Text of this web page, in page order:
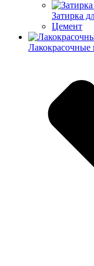
Затирка
Цемент
Лакокрасочные